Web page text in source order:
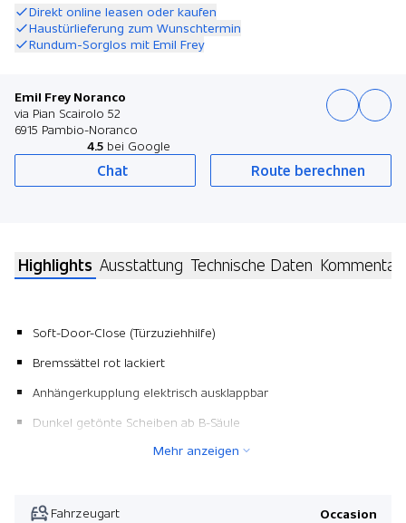
Direkt online leasen oder kaufen
Haustürlieferung zum Wunschtermin
Rundum-Sorglos mit Emil Frey
Emil Frey Noranco
via Pian Scairolo 52
6915 Pambio-Noranco
4.5 bei Google
Chat Route berechnen
Highlights Ausstattung Technische Daten Kommentar
Soft-Door-Close (Türzuziehhilfe)
Bremssättel rot lackiert
Anhängerkupplung elektrisch ausklappbar
Dunkel getönte Scheiben ab B-Säule
Vier Zonen-Klimaautomatik
Kühlfach in Mittelkonsole
Mehr anzeigen
Fahrzeugart Occasion